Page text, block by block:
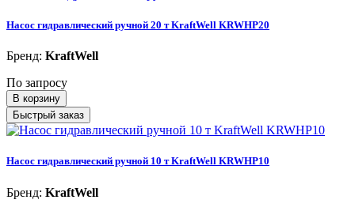
Насос гидравлический ручной 20 т KraftWell KRWHP20
Бренд: KraftWell
По запросу
В корзину
Быстрый заказ
Насос гидравлический ручной 10 т KraftWell KRWHP10
Бренд: KraftWell